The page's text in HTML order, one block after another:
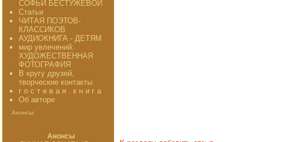
СОФЬИ БЕСТУЖЕВОЙ
Статьи
ЧИТАЯ ПОЭТОВ-
КЛАССИКОВ
АУДИОКНИГА - ДЕТЯМ
мир увлечений:
ХУДОЖЕСТВЕННАЯ
ФОТОГРАФИЯ
В кругу друзей,
творческие контакты
г о с т е в а я . к н и г а
Об авторе
Анонсы:
Анонсы